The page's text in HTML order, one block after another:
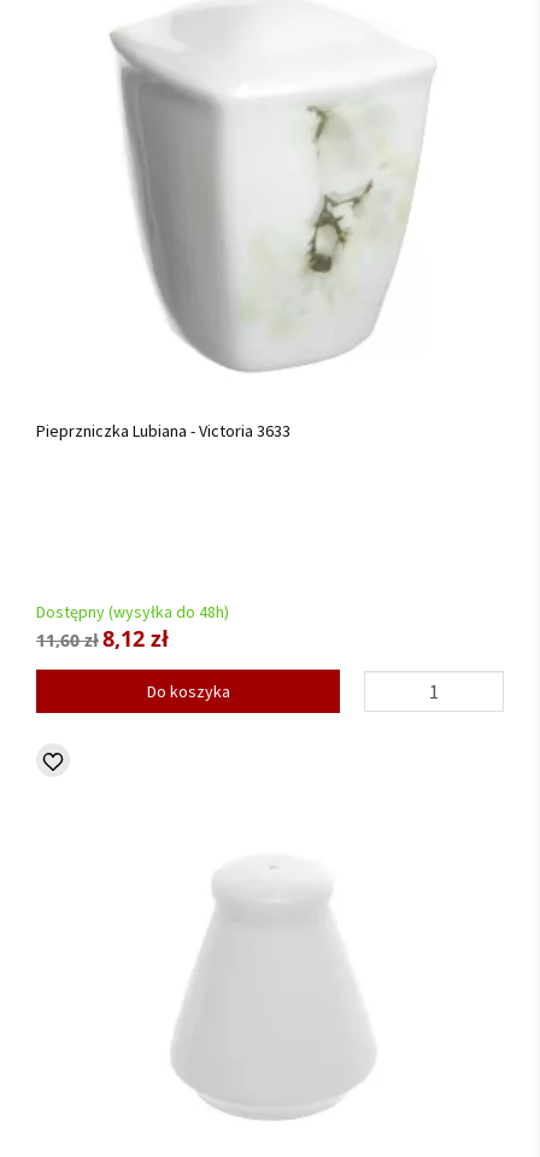
Pieprzniczka Lubiana - Victoria 3633
Dostępny (wysyłka do 48h)
11,60 zł8,12 zł
Do koszyka